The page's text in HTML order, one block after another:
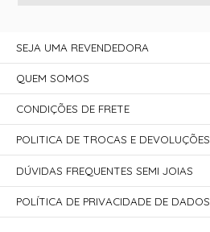
SEJA UMA REVENDEDORA
QUEM SOMOS
CONDIÇÕES DE FRETE
POLITICA DE TROCAS E DEVOLUÇÕES
DÚVIDAS FREQUENTES SEMI JOIAS
POLÍTICA DE PRIVACIDADE DE DADOS